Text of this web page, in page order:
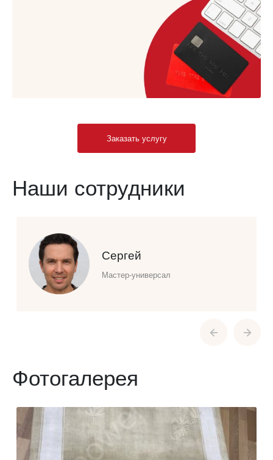
Заказать услугу
Наши сотрудники
Сергей
Мастер-универсал
Фотогалерея